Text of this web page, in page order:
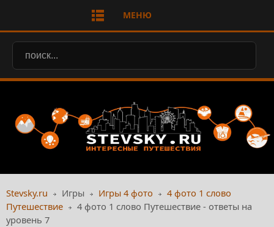
МЕНЮ
Stevsky.ru Игры Игры 4 фото
4 фото 1 слово
Путешествие
4 фото 1 слово Путешествие - ответы на
уровень 7